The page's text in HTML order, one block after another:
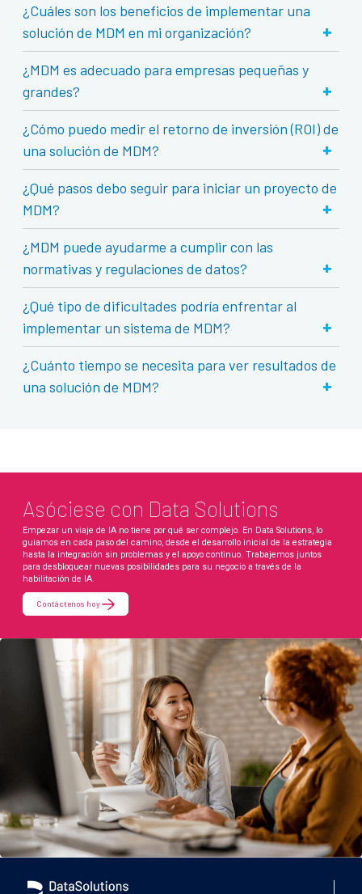
¿Cuáles son los beneficios de implementar una
solución de MDM en mi organización?
+
¿MDM es adecuado para empresas pequeñas y
grandes?
+
¿Cómo puedo medir el retorno de inversión (ROI) de
una solución de MDM?
+
¿Qué pasos debo seguir para iniciar un proyecto de
MDM?
+
¿MDM puede ayudarme a cumplir con las
normativas y regulaciones de datos?
+
¿Qué tipo de dificultades podría enfrentar al
implementar un sistema de MDM?
+
¿Cuánto tiempo se necesita para ver resultados de
una solución de MDM?
+
Asóciese con Data Solutions
Empezar un viaje de IA no tiene por qué ser complejo. En Data Solutions, lo
guiamos en cada paso del camino, desde el desarrollo inicial de la estrategia
hasta la integración sin problemas y el apoyo continuo. Trabajemos juntos
para desbloquear nuevas posibilidades para su negocio a través de la
habilitación de IA.
Contáctenos hoy